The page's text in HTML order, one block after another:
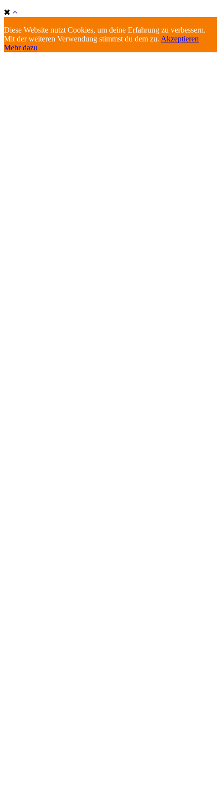
Diese Website nutzt Cookies, um deine Erfahrung zu verbessern.
Mit der weiteren Verwendung stimmst du dem zu. Akzeptieren
Mehr dazu